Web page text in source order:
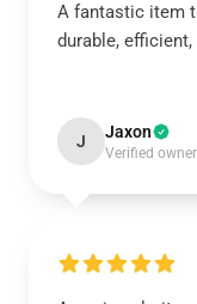
A fantastic item
durable,
J Jaxon
Verified owner